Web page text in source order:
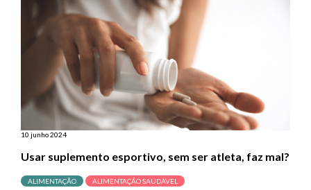
10 junho 2024
Usar suplemento esportivo, sem ser atleta, faz mal?
ALIMENTAÇÃO ALIMENTAÇÃO SAUDÁVEL